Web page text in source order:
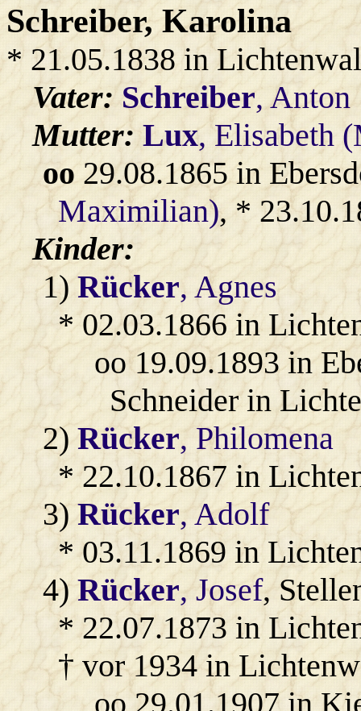
Schreiber, Karolina
* 21.05.1838 in
Vater:Schreiber, Anton
Mutter:Lux, Elisabeth
oo29.08.1865 in
Maximilian), *
Kinder:
1)Rücker, Agnes
* 02.03.1866 in
oo 19.09.1893 in
Schneider in
2)Rücker, Philomena
* 22.10.1867 in
3)Rücker, Adolf
* 03.11.1869 in
4)Rücker, Josef,
* 22.07.1873 in
† vor 1934 in
oo 29.01.1907 in